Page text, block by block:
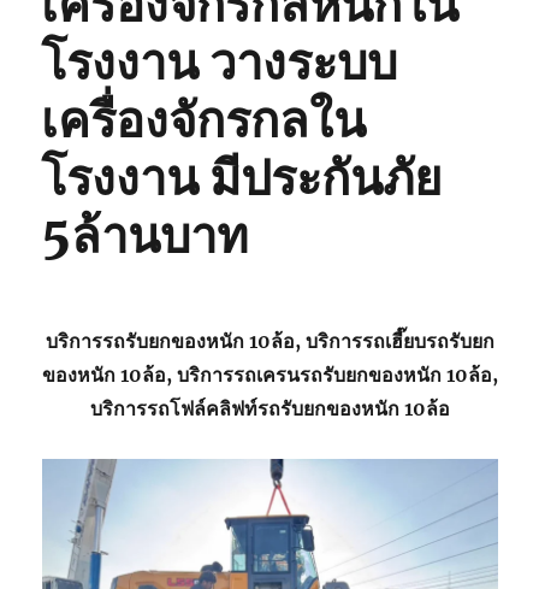
โรงงาน วางระบบ
เครื่องจักรกลใน
โรงงาน มีประกันภัย
5ล้านบาท
บริการรถรับยกของหนัก 10ล้อ, บริการรถเฮี๊ยบรถรับยก
ของหนัก 10ล้อ, บริการรถเครนรถรับยกของหนัก 10ล้อ,
บริการรถโฟล์คลิฟท์รถรับยกของหนัก 10ล้อ